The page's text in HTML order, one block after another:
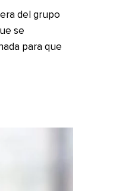
del grupo
se
para que